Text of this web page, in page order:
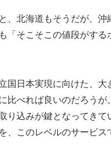
、北海道もそうだが、
「そこそこの値段がす
国日本実現に向けた、
比べれば良いのだろう
り込みが鍵となってき
、このレベルのサービス